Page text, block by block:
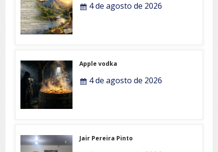
4 de agosto de 2026
Apple vodka
4 de agosto de 2026
Jair Pereira Pinto